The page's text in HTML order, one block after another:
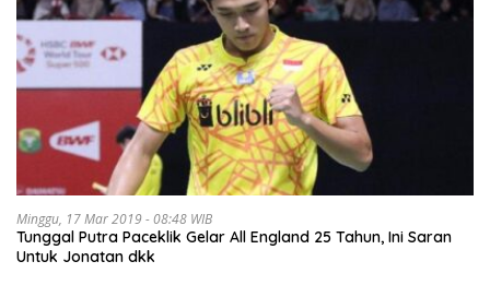
Minggu, 17 Mar 2019 - 08:48 WIB
Tunggal Putra Paceklik Gelar All England 25 Tahun, Ini Saran
Untuk Jonatan dkk